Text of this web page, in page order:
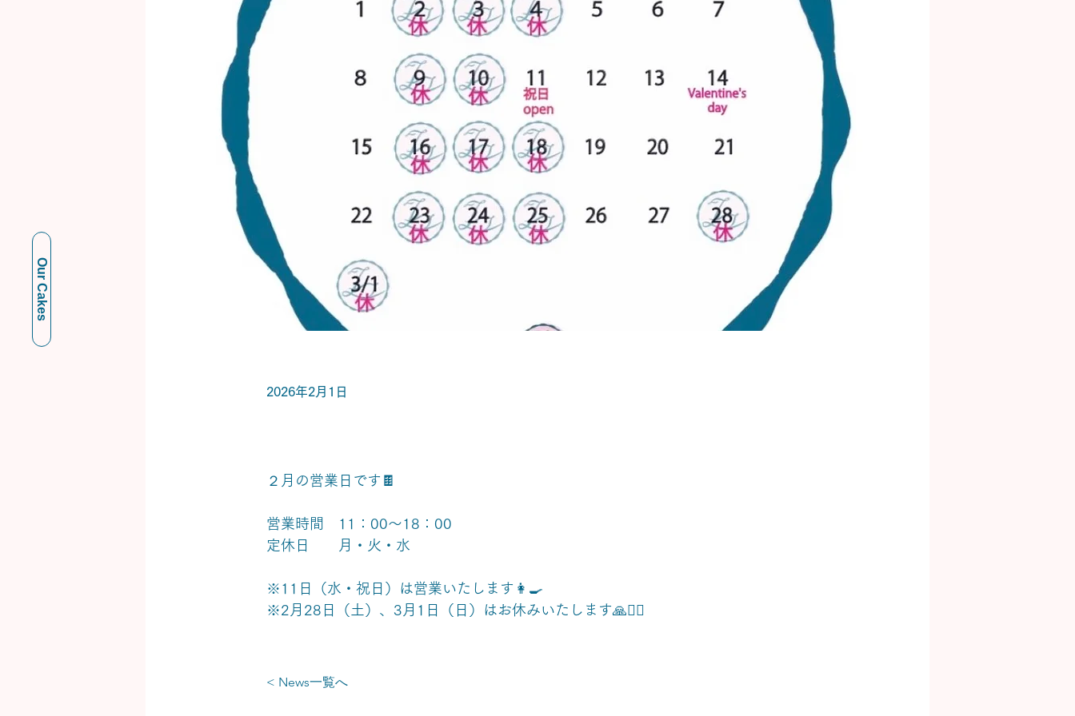
Our Cakes
2026年2月1日
２月の営業日です🍫
営業時間　11：00～18：00
定休日　　月・火・水
※11日（水・祝日）は営業いたします👩‍🍳
※2月28日（土）、3月1日（日）はお休みいたします🙏🙇‍♀️
< News一覧へ